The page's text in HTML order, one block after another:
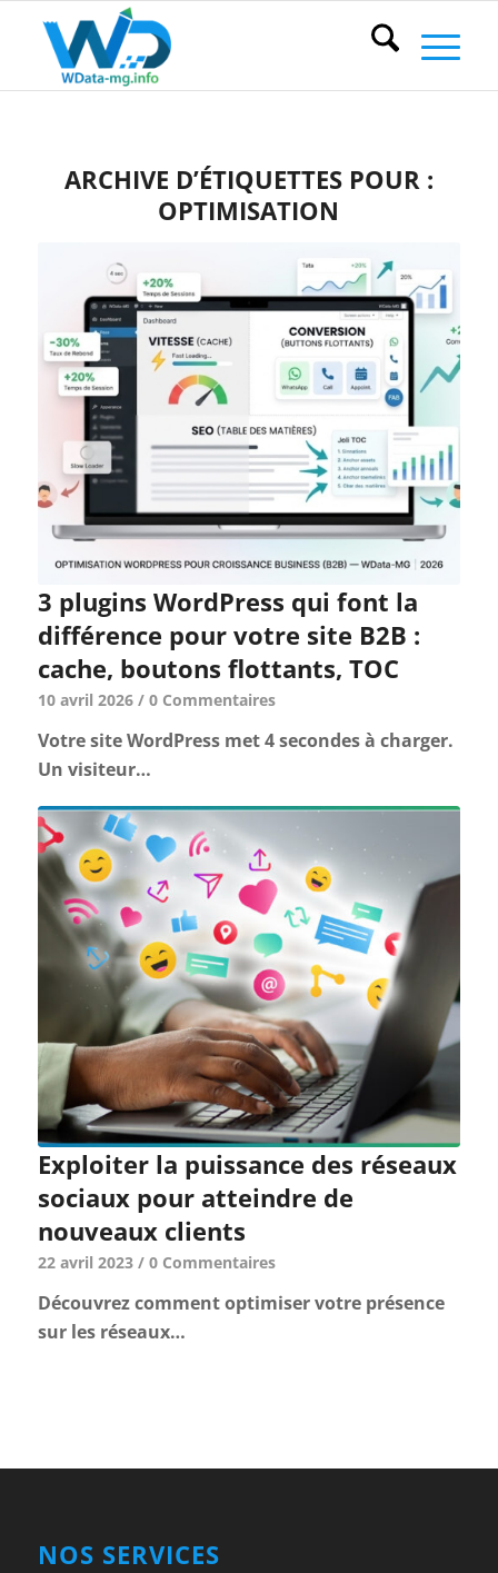
ARCHIVE D’ÉTIQUETTES POUR :
OPTIMISATION
3 plugins WordPress qui font la
différence pour votre site B2B :
cache, boutons flottants, TOC
10 avril 2026 / 0 Commentaires
Votre site WordPress met 4 secondes à charger.
Un visiteur…
Exploiter la puissance des réseaux
sociaux pour atteindre de
nouveaux clients
22 avril 2023 / 0 Commentaires
Découvrez comment optimiser votre présence
sur les réseaux…
NOS SERVICES